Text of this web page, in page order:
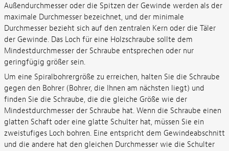
Außendurchmesser oder die Spitzen der Gewinde werden als der
maximale Durchmesser bezeichnet, und der minimale
Durchmesser bezieht sich auf den zentralen Kern oder die Täler
der Gewinde. Das Loch für eine Holzschraube sollte dem
Mindestdurchmesser der Schraube entsprechen oder nur
geringfügig größer sein.
Um eine Spiralbohrergröße zu erreichen, halten Sie die Schraube
gegen den Bohrer (Bohrer, die Ihnen am nächsten liegt) und
finden Sie die Schraube, die die gleiche Größe wie der
Mindestdurchmesser der Schraube hat. Wenn die Schraube einen
glatten Schaft oder eine glatte Schulter hat, müssen Sie ein
zweistufiges Loch bohren. Eine entspricht dem Gewindeabschnitt
und die andere hat den gleichen Durchmesser wie die Schulter